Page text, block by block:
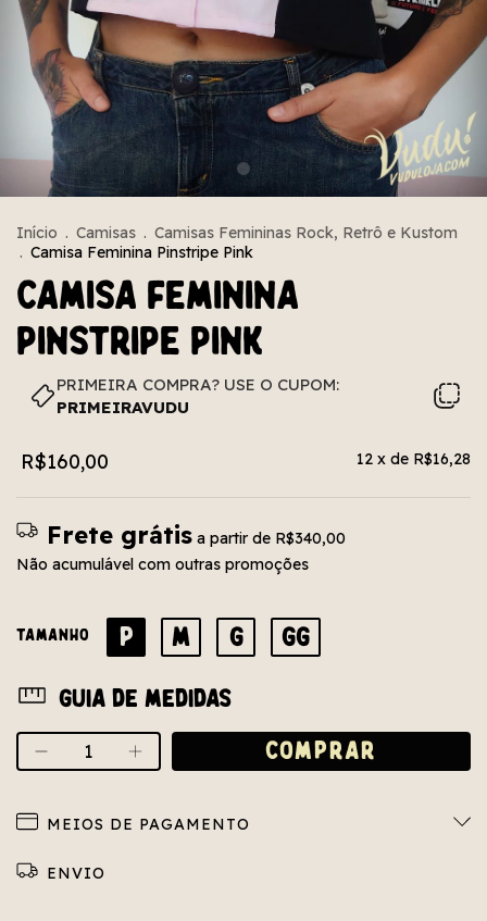
Início . Camisas . Camisas Femininas Rock, Retrô e Kustom
. Camisa Feminina Pinstripe Pink
Camisa Feminina
Pinstripe Pink
PRIMEIRA COMPRA? USE O CUPOM:
PRIMEIRAVUDU
R$160,00 12 x de R$16,28
Frete grátis a partir de R$340,00
Não acumulável com outras promoções
TAMANHO P M G GG
Guia de medidas
MEIOS DE PAGAMENTO